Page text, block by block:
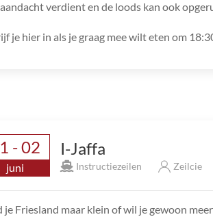
verdient en de loods kan ook
je hier in als je graag mee wilt eten om
- 02
juni
I-Jaffa
Instructiezeilen Zeilcie
je Friesland maar klein of wil je gewoon